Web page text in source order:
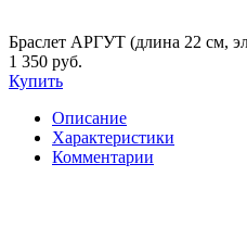
Браслет АРГУТ (длина 22 см,
1 350 руб.
Купить
Описание
Характеристики
Комментарии